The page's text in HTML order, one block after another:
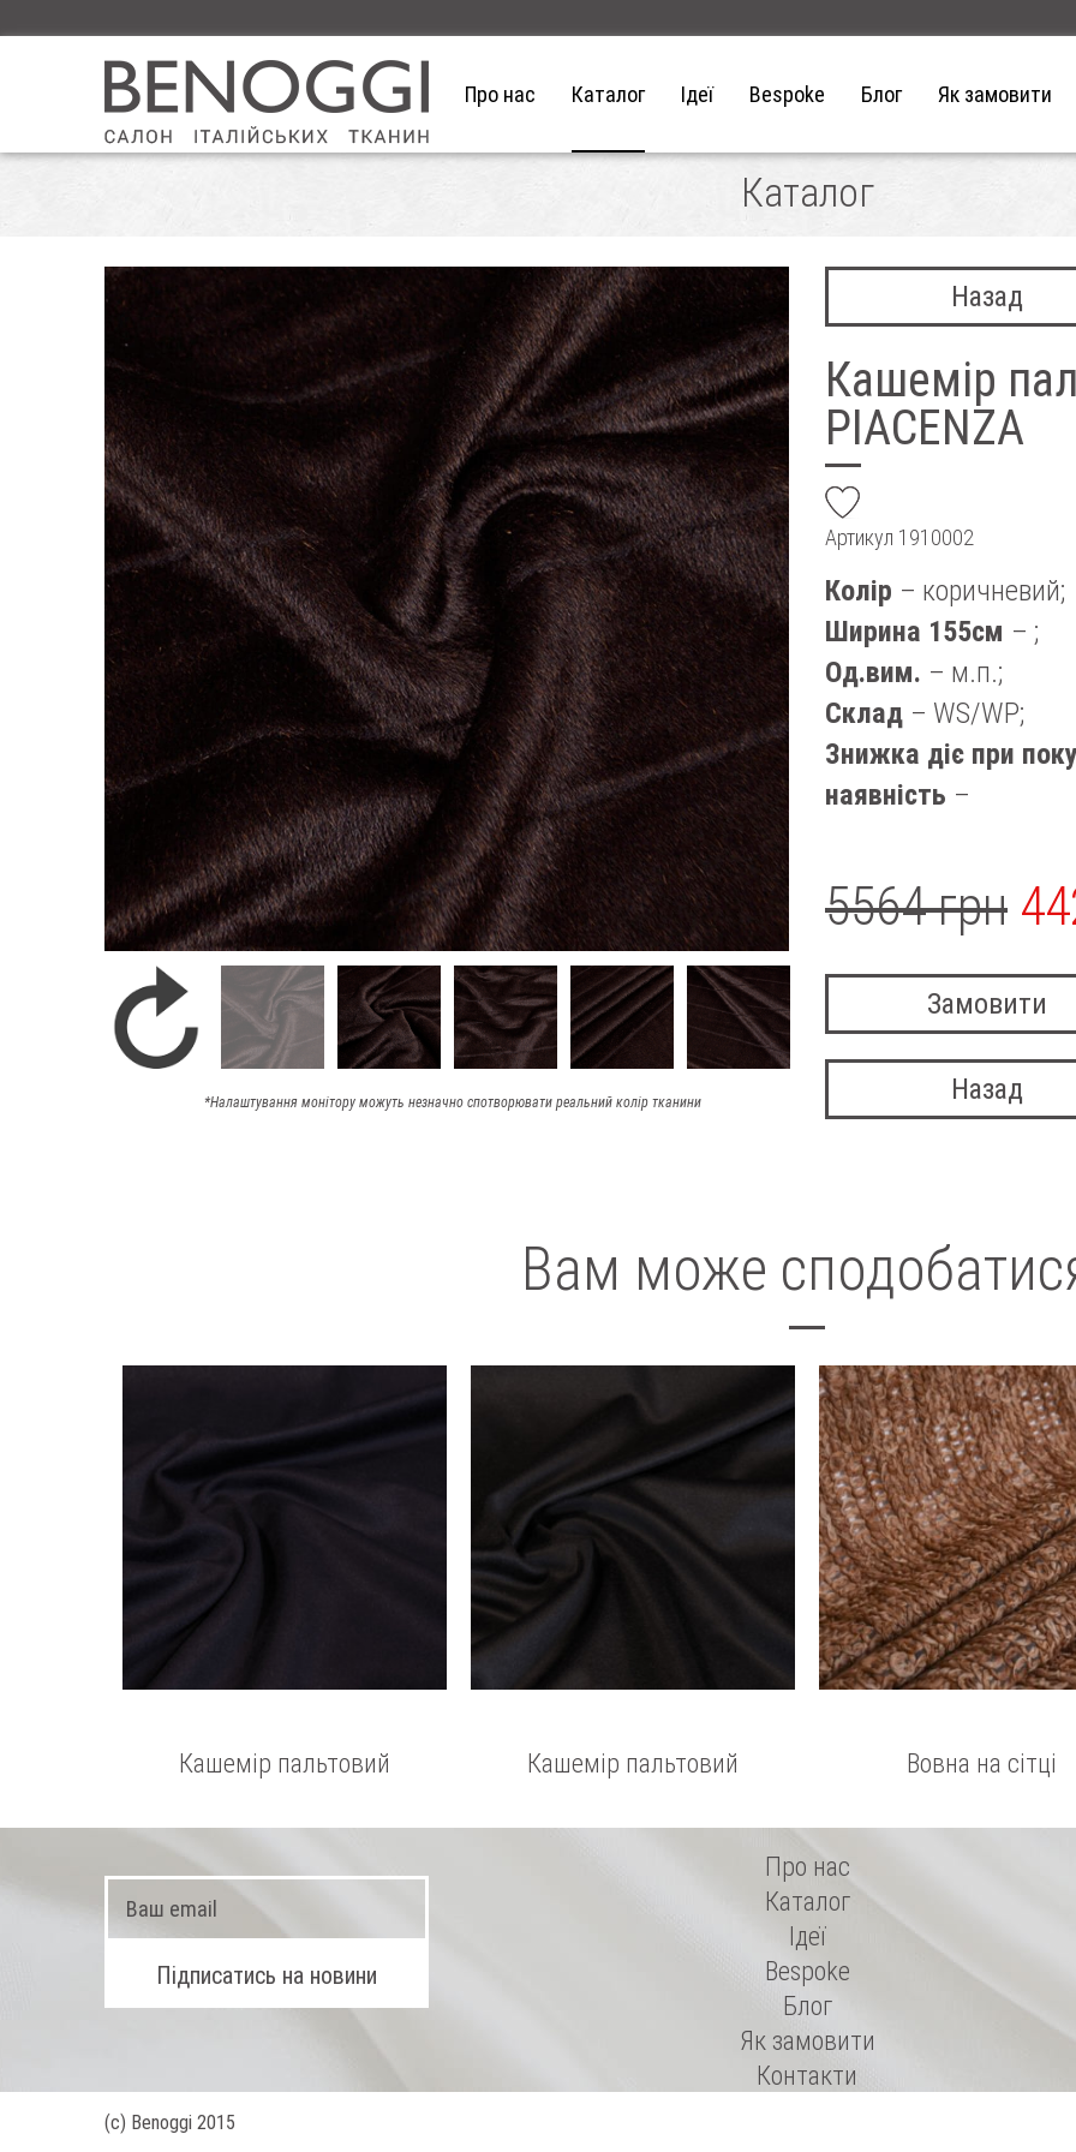
Про нас Каталог Ідеї Bespoke Блог Як замовити
Каталог
Назад
Кашемір
PIACENZA
Артикул 1910002
*Налаштування монітору можуть незначно спотворювати реальний колір тканини
Колір – коричневий;
Ширина 155см – ;
Од.вим. – м.п.;
Склад – WS/WP;
Знижка діє при
наявність –
5564 грн
Замовити
Назад
Вам може
Кашемір пальтовий Кашемір пальтовий Вовна на сітці
Про нас
Каталог
Ідеї
Bespoke
Блог
Як замовити
Контакти
(с) Benoggi 2015